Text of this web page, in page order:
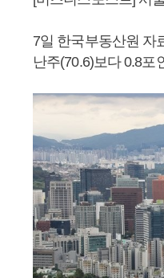
7일 한국부동산원 자
난주(70.6)보다 0.8포